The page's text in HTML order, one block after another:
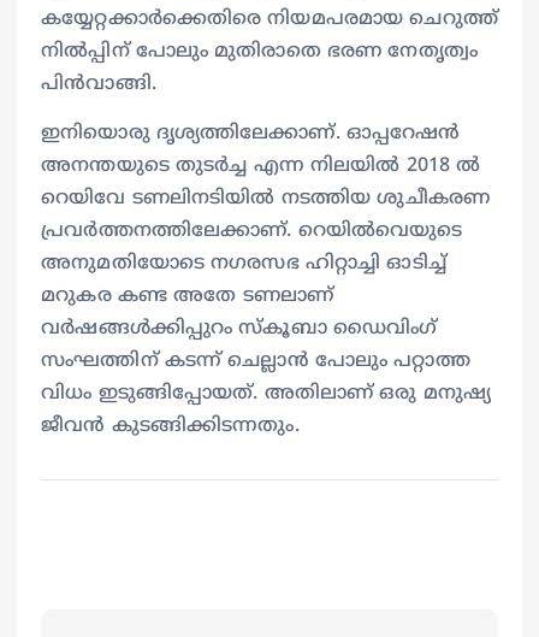
കയ്യേറ്റക്കാര്‍ക്കെതിരെ നിയമപരമായ ചെറുത്ത്
നിൽപ്പിന് പോലും മുതിരാതെ ഭരണ നേതൃത്വം
പിൻവാങ്ങി.
ഇനിയൊരു ദൃശ്യത്തിലേക്കാണ്. ഓപ്പറേഷൻ
അനന്തയുടെ തുടര്‍ച്ച എന്ന നിലയിൽ 2018 ൽ
റെയിവേ ടണലിനടിയിൽ നടത്തിയ ശുചീകരണ
പ്രവര്‍ത്തനത്തിലേക്കാണ്. റെയിൽവെയുടെ
അനുമതിയോടെ നഗരസഭ ഹിറ്റാച്ചി ഓടിച്ച്
മറുകര കണ്ട അതേ ടണലാണ്
വര്‍ഷങ്ങൾക്കിപ്പുറം സ്കൂബാ ഡൈവിംഗ്
സംഘത്തിന് കടന്ന് ചെല്ലാൻ പോലും പറ്റാത്ത
വിധം ഇടുങ്ങിപ്പോയത്. അതിലാണ് ഒരു മനുഷ്യ
ജീവൻ കുടങ്ങിക്കിടന്നതും.